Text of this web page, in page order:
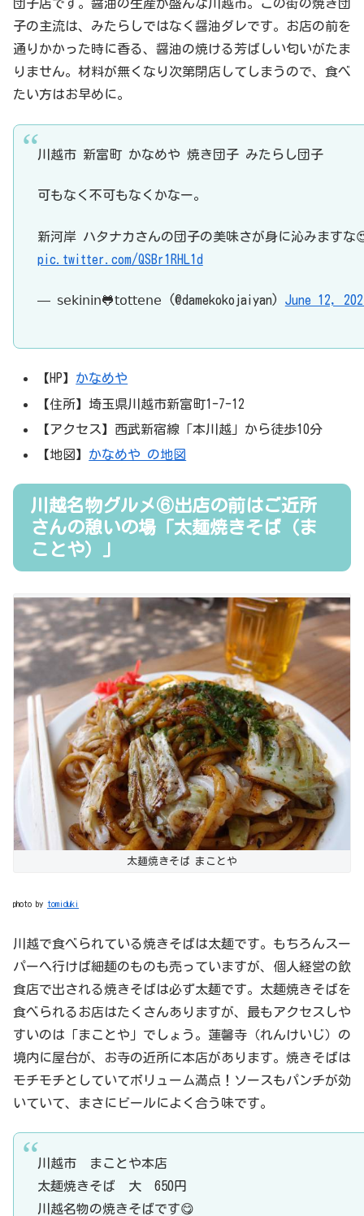
団子店です。醤油の生産が盛んな川越市。この街の焼き団
子の主流は、みたらしではなく醤油ダレです。お店の前を
通りかかった時に香る、醤油の焼ける芳ばしい匂いがたま
りません。材料が無くなり次第閉店してしまうので、食べ
たい方はお早めに。
川越市 新富町 かなめや 焼き団子 みたらし団子
可もなく不可もなくかなー。
新河岸 ハタナカさんの団子の美味さが身に沁みますな
pic.twitter.com/QSBr1RHL1d
— 𝗌𝖾𝗄𝗂𝗇𝗂𝗇🐸𝗍𝗈𝗍𝗍𝖾𝗇𝖾 (@damekokojaiyan) June 12,
【HP】 かなめや
【住所】埼玉県川越市新富町1-7-12
【アクセス】西武新宿線「本川越」から徒歩10分
【地図】 かなめや の地図
川越名物グルメ⑥出店の前はご近所
さんの憩いの場「太麺焼きそば（ま
ことや）」
太麺焼きそば まことや
photo by tomiduki
川越で食べられている焼きそばは太麺です。もちろんスー
パーへ行けば細麺のものも売っていますが、個人経営の飲
食店で出される焼きそばは必ず太麺です。太麺焼きそばを
食べられるお店はたくさんありますが、最もアクセスしや
すいのは「まことや」でしょう。蓮馨寺（れんけいじ）の
境内に屋台が、お寺の近所に本店があります。焼きそばは
モチモチとしていてボリューム満点！ソースもパンチが効
いていて、まさにビールによく合う味です。
川越市 まことや本店
太麺焼きそば 大 650円
川越名物の焼きそばです😋